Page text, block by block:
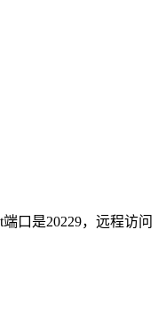
口是20229，远程访问